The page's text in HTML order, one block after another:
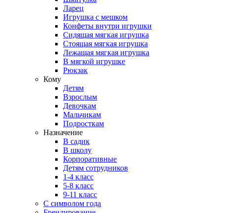
Ларец
Игрушка с мешком
Конфеты внутри игрушки
Сидящая мягкая игрушка
Стоящая мягкая игрушка
Лежащая мягкая игрушка
В мягкой игрушке
Рюкзак
Кому
Детям
Взрослым
Девочкам
Мальчикам
Подросткам
Назначение
В садик
В школу
Корпоративные
Детям сотрудников
1-4 класс
5-8 класс
9-11 класс
С символом года